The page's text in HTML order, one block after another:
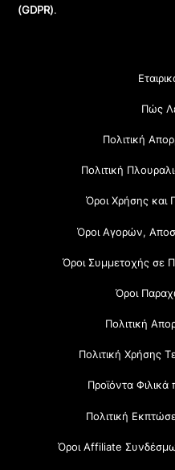
(GDPR).
Πώς
Πολιτική
Πολιτική
Όροι Χρήσης και
Όροι Αγορών,
Όροι Συμμετοχής σε
Όροι
Πολιτική
Πολιτική Χρήσης
Προϊόντα
Πολιτική
Όροι Affiliate